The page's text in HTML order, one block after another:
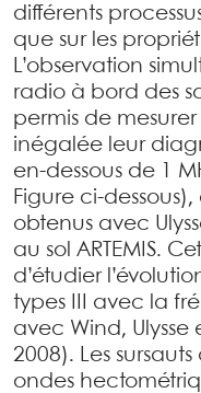
différents
que sur les
L’observation
radio à bord des
permis de
inégalée leur
en-dessous de 1
Figure ci-
obtenus avec
au sol ARTEMIS.
d’étudier
types III avec la
avec Wind, Ulysse
2008). Les
ondes